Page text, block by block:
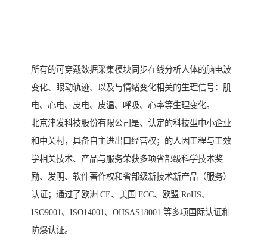
所有的可穿戴数据采集模块同步在线分析人体的脑电波
变化、眼动轨迹、以及与情绪变化相关的生理信号：肌
电、心电、皮电、皮温、呼吸、心率等生理变化。
北京津发科技股份有限公司是、认定的科技型中小企业
和中关村，具备自主进出口经营权；的人因工程与工效
学相关技术、产品与服务荣获多项省部级科学技术奖
励、发明、软件著作权和省部级新技术新产品（服务）
认证；通过了欧洲 CE、美国 FCC、欧盟 RoHS、
ISO9001、ISO14001、OHSAS18001 等多项国际认证和
防爆认证。